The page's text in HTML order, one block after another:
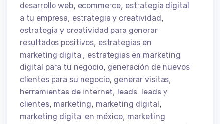
desarrollo web, ecommerce, estrategia digital
a tu empresa, estrategia y creatividad,
estrategia y creatividad para generar
resultados positivos, estrategias en
marketing digital, estrategias en marketing
digital para tu negocio, generación de nuevos
clientes para su negocio, generar visitas,
herramientas de internet, leads, leads y
clientes, marketing, marketing digital,
marketing digital en méxico, marketing